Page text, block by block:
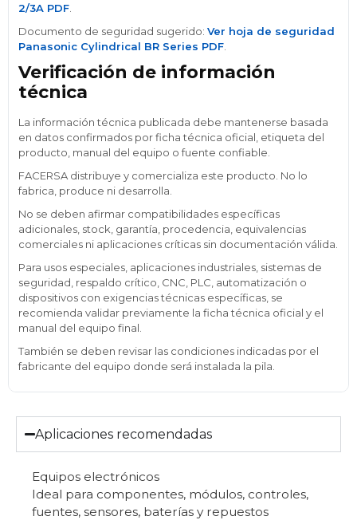
2/3A PDF
Documento de seguridad sugerido: Ver hoja de seguridad
Panasonic Cylindrical BR Series PDF
Verificación de información
técnica
La información técnica publicada debe mantenerse basada
en datos confirmados por ficha técnica oficial, etiqueta del
producto, manual del equipo o fuente confiable.
FACERSA distribuye y comercializa este producto. No lo
fabrica, produce ni desarrolla.
No se deben afirmar compatibilidades específicas
adicionales, stock, garantía, procedencia, equivalencias
comerciales ni aplicaciones críticas sin documentación válida.
Para usos especiales, aplicaciones industriales, sistemas de
seguridad, respaldo crítico, CNC, PLC, automatización o
dispositivos con exigencias técnicas específicas, se
recomienda validar previamente la ficha técnica oficial y el
manual del equipo final.
También se deben revisar las condiciones indicadas por el
fabricante del equipo donde será instalada la pila.
Aplicaciones recomendadas
Equipos electrónicos
Ideal para componentes, módulos, controles,
fuentes, sensores, baterías y repuestos